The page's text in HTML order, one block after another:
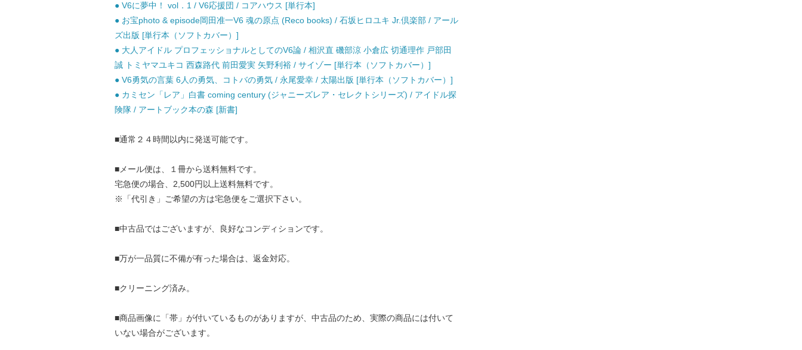
● V6に夢中！ vol．1 / V6応援団 / コアハウス [単行本]
● お宝photo & episode岡田准一V6 魂の原点 (Reco books) / 石坂ヒロユキ Jr.倶楽部 / アール
ズ出版 [単行本（ソフトカバー）]
● 大人アイドル プロフェッショナルとしてのV6論 / 相沢直 磯部涼 小倉広 切通理作 戸部田
誠 トミヤマユキコ 西森路代 前田愛実 矢野利裕 / サイゾー [単行本（ソフトカバー）]
● V6勇気の言葉 6人の勇気、コトバの勇気 / 永尾愛幸 / 太陽出版 [単行本（ソフトカバー）]
● カミセン「レア」白書 coming century (ジャニーズレア・セレクトシリーズ) / アイドル探
険隊 / アートブック本の森 [新書]
■通常２４時間以内に発送可能です。
■メール便は、１冊から送料無料です。
宅急便の場合、2,500円以上送料無料です。
※「代引き」ご希望の方は宅急便をご選択下さい。
■中古品ではございますが、良好なコンディションです。
■万が一品質に不備が有った場合は、返金対応。
■クリーニング済み。
■商品画像に「帯」が付いているものがありますが、中古品のため、実際の商品には付いて
いない場合がございます。